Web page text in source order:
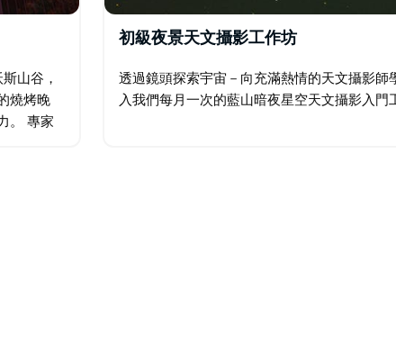
山谷，
燒烤晚
。 專家
初級夜景天文攝影工作坊
透過鏡頭探索宇宙－向充滿熱情的天文攝影師
入我們每月一次的藍山暗夜星空天文攝影入門